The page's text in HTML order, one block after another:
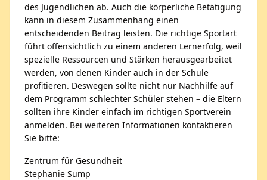
des Jugendlichen ab. Auch die körperliche Betätigung
kann in diesem Zusammenhang einen
entscheidenden Beitrag leisten. Die richtige Sportart
führt offensichtlich zu einem anderen Lernerfolg, weil
spezielle Ressourcen und Stärken herausgearbeitet
werden, von denen Kinder auch in der Schule
profitieren. Deswegen sollte nicht nur Nachhilfe auf
dem Programm schlechter Schüler stehen – die Eltern
sollten ihre Kinder einfach im richtigen Sportverein
anmelden. Bei weiteren Informationen kontaktieren
Sie bitte:
Zentrum für Gesundheit
Stephanie Sump